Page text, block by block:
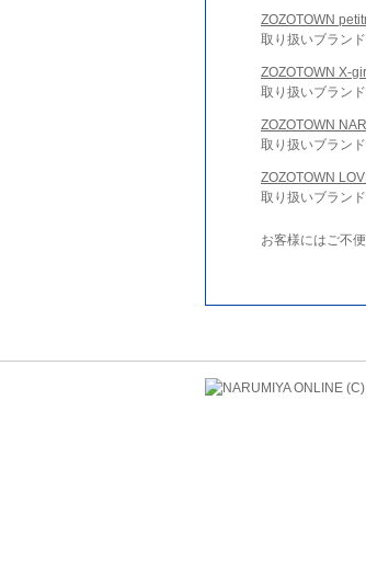
ZOZOTOWN
取り扱いブラン
ZOZOTOWN X-
取り扱いブラン
ZOZOTOWN
取り扱いブラン
ZOZOTOWN
取り扱いブラン
お客様にはご不